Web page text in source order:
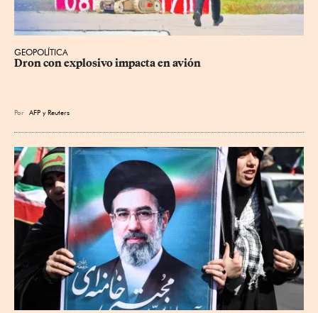
GEOPOLÍTICA
Dron con explosivo impacta en avión
Por AFP yReuters